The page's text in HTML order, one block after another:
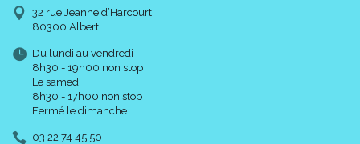
32 rue Jeanne d’Harcourt
80300 Albert
Du lundi au vendredi
8h30 - 19h00 non stop
Le samedi
8h30 - 17h00 non stop
Fermé le dimanche
03 22 74 45 50